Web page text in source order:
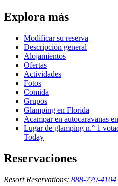
Explora más
Modificar su reserva
Descripción general
Alojamientos
Ofertas
Actividades
Fotos
Comida
Grupos
Glamping en Florida
Acampar en autocaravanas
Lugar de glamping n.° 1
Today
Reservaciones
Resort Reservations: 888-779-4104